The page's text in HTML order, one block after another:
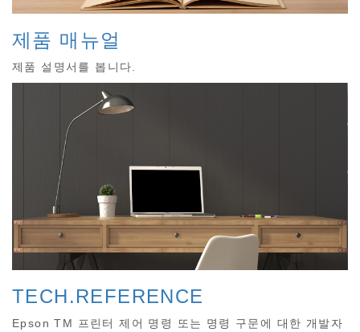
제품 매뉴얼
제품 설명서를 봅니다.
TECH.REFERENCE
Epson TM 프린터 제어 명령 또는 명령 구문에 대한 개발자